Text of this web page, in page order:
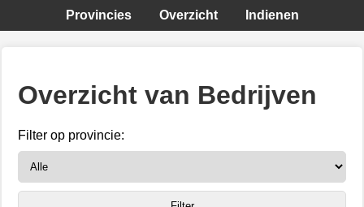
Provincies Overzicht Indienen
Overzicht van Bedrijven
Filter op provincie: